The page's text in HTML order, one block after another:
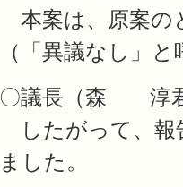
本案は、原案の
（「異議なし」
〇議長（森 淳
したがって、報
ました。